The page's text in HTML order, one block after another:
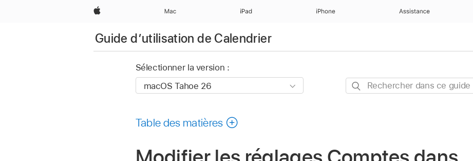
Apple Mac iPad iPhone Assistance
Guide d’utilisation de Calendrier
Sélectionner la version :
Rechercher
Table des matières